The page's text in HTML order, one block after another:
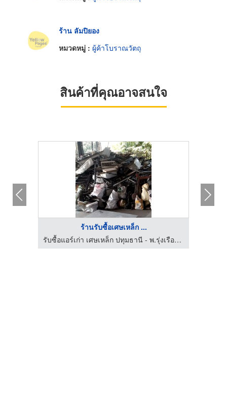
ร้าน ลัมปิยอง
หมวดหมู่ : ผู้ค้าโบราณวัตถุ
สินค้าที่คุณอาจสนใจ
ร้านรับซื้อเศษเหล็ก ...
รับซื้อแอร์เก่า เศษเหล็ก ปทุมธานี - พ.รุ่งเรืองรีไซเคิล